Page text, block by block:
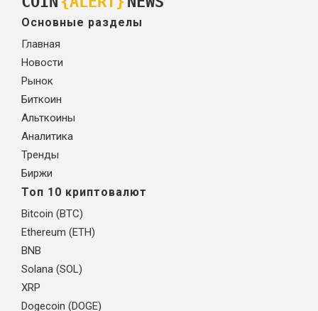
Основные разделы
Главная
Новости
Рынок
Биткоин
Альткоины
Аналитика
Тренды
Биржи
Топ 10 криптовалют
Bitcoin (BTC)
Ethereum (ETH)
BNB
Solana (SOL)
XRP
Dogecoin (DOGE)